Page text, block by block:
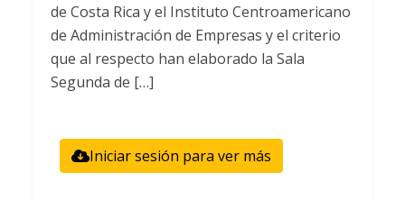
de Costa Rica y el Instituto Centroamericano
de Administración de Empresas y el criterio
que al respecto han elaborado la Sala
Segunda de […]
Iniciar sesión para ver más